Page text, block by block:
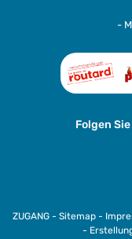
-
Folgen
ZUGANG - Sitemap -
-